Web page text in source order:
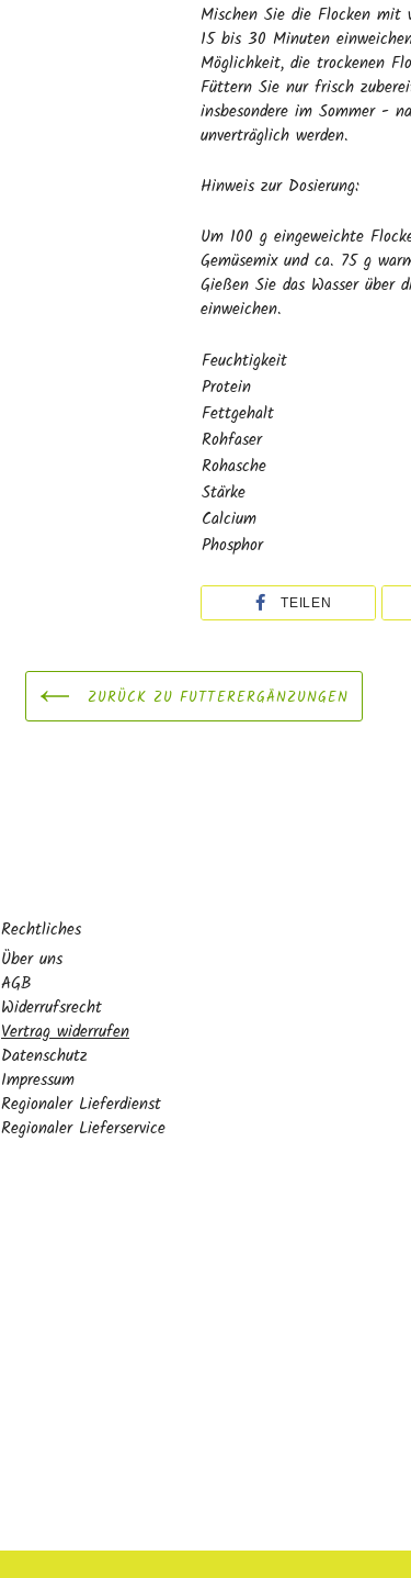
Mischen Sie die Flocken mit
15 bis 30 Minuten
Möglichkeit, die trockenen
Füttern Sie nur frisch
insbesondere im Sommer -
unverträglich werden.
Hinweis zur Dosierung:
Um 100 g eingeweichte
Gemüsemix und ca. 75 g
Gießen Sie das Wasser über
einweichen.
Feuchtigkeit
Protein
Fettgehalt
Rohfaser
Rohasche
Stärke
Calcium
Phosphor
TEILEN
ZURÜCK ZU FUTTERERGÄNZUNGEN
Rechtliches
Über uns
AGB
Widerrufsrecht
Vertrag widerrufen
Datenschutz
Impressum
Regionaler Lieferdienst
Regionaler Lieferservice